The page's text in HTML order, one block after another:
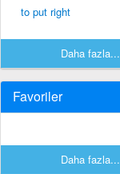
to put right
Daha fazla...
Favoriler
Daha fazla...